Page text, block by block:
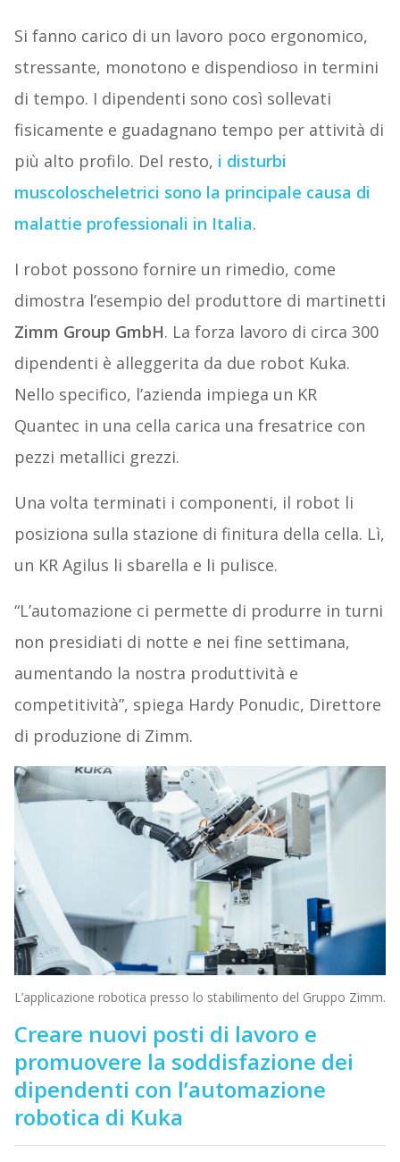
Si fanno carico di un lavoro poco ergonomico,
stressante, monotono e dispendioso in termini
di tempo. I dipendenti sono così sollevati
fisicamente e guadagnano tempo per attività di
più alto profilo. Del resto, i disturbi
muscoloscheletrici sono la principale causa di
malattie professionali in Italia.
I robot possono fornire un rimedio, come
dimostra l’esempio del produttore di martinetti
Zimm Group GmbH. La forza lavoro di circa 300
dipendenti è alleggerita da due robot Kuka.
Nello specifico, l’azienda impiega un KR
Quantec in una cella carica una fresatrice con
pezzi metallici grezzi.
Una volta terminati i componenti, il robot li
posiziona sulla stazione di finitura della cella. Lì,
un KR Agilus li sbarella e li pulisce.
“L’automazione ci permette di produrre in turni
non presidiati di notte e nei fine settimana,
aumentando la nostra produttività e
competitività”, spiega Hardy Ponudic, Direttore
di produzione di Zimm.
L’applicazione robotica presso lo stabilimento del Gruppo Zimm.
Creare nuovi posti di lavoro e
promuovere la soddisfazione dei
dipendenti con l’automazione
robotica di Kuka